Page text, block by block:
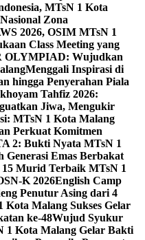
MTsN 1 Kota
Zona
2026, OSIM MTsN 1
Class Meeting yang
OLYMPIAD: Wujudkan
Menggali Inspirasi di
hingga Penyerahan Piala
Tahfiz 2026:
Jiwa, Mengukir
MTsN 1 Kota Malang
Perkuat Komitmen
2: Bukti Nyata MTsN 1
Emas Berbakat
15 Murid Terbaik MTsN 1
K 2026English Camp
Penutur Asing dari 4
Malang Sukses Gelar
ke-48Wujud Syukur
1 Kota Malang Gelar Bakti